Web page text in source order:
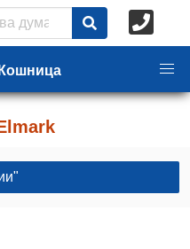
Кошница